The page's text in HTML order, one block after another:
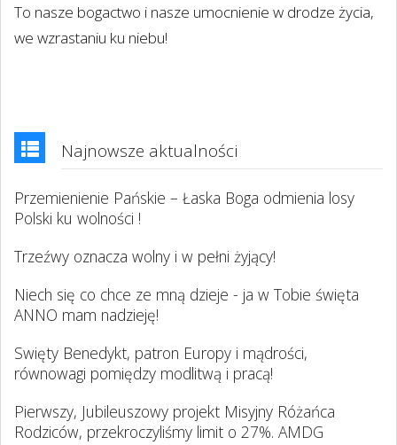
To nasze bogactwo i nasze umocnienie w drodze życia,
we wzrastaniu ku niebu!
Najnowsze aktualności
Przemienienie Pańskie – Łaska Boga odmienia losy
Polski ku wolności !
Trzeźwy oznacza wolny i w pełni żyjący!
Niech się co chce ze mną dzieje - ja w Tobie święta
ANNO mam nadzieję!
Swięty Benedykt, patron Europy i mądrości,
równowagi pomiędzy modlitwą i pracą!
Pierwszy, Jubileuszowy projekt Misyjny Różańca
Rodziców, przekroczyliśmy limit o 27%. AMDG